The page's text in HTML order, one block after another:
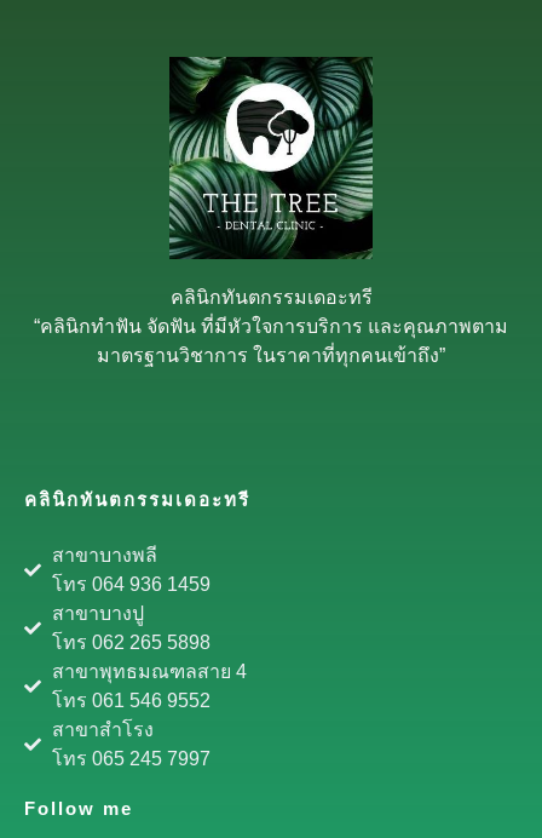
คลินิกทันตกรรมเดอะทรี
“คลินิกทำฟัน จัดฟัน ที่มีหัวใจการบริการ และคุณภาพตาม
มาตรฐานวิชาการ ในราคาที่ทุกคนเข้าถึง”
คลินิกทันตกรรมเดอะทรี
สาขาบางพลี
โทร 064 936 1459
สาขาบางปู
โทร 062 265 5898
สาขาพุทธมณฑลสาย 4
โทร 061 546 9552
สาขาสำโรง
โทร 065 245 7997
Follow me